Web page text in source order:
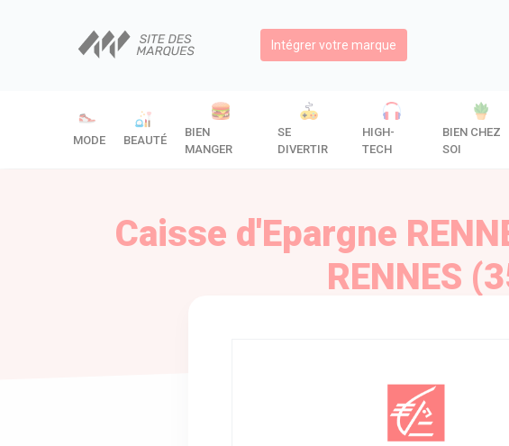
Intégrer votre marque
MODE BEAUTÉ
BIEN
MANGER
SE
DIVERTIR
HIGH-
TECH
BIEN CHEZ
SOI
Caisse d'Epargne
RENNES